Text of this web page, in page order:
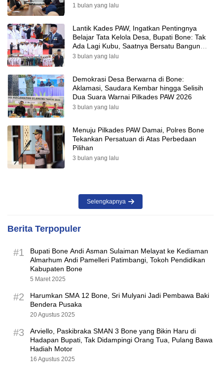
1 bulan yang lalu
Lantik Kades PAW, Ingatkan Pentingnya
Belajar Tata Kelola Desa, Bupati Bone: Tak
Ada Lagi Kubu, Saatnya Bersatu Bangun
Desa
3 bulan yang lalu
Demokrasi Desa Berwarna di Bone:
Aklamasi, Saudara Kembar hingga Selisih
Dua Suara Warnai Pilkades PAW 2026
3 bulan yang lalu
Menuju Pilkades PAW Damai, Polres Bone
Tekankan Persatuan di Atas Perbedaan
Pilihan
3 bulan yang lalu
Selengkapnya
Berita Terpopuler
#1
Bupati Bone Andi Asman Sulaiman Melayat ke Kediaman
Almarhum Andi Pamelleri Patimbangi, Tokoh Pendidikan
Kabupaten Bone
5 Maret 2025
#2
Harumkan SMA 12 Bone, Sri Mulyani Jadi Pembawa Baki
Bendera Pusaka
20 Agustus 2025
#3
Arviello, Paskibraka SMAN 3 Bone yang Bikin Haru di
Hadapan Bupati, Tak Didampingi Orang Tua, Pulang Bawa
Hadiah Motor
16 Agustus 2025